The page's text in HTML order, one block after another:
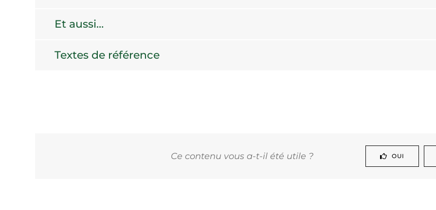
Et aussi…
Textes de référence
Ce contenu vous a-t-il été utile ? OUI